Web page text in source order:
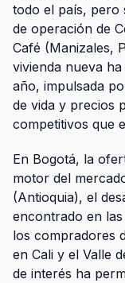
todo el país, pero
de operación de
Café (Manizales,
vivienda nueva
año, impulsada
de vida y precios
competitivos que
En Bogotá, la
motor del
(Antioquia), el
encontrado en
los compradores
en Cali y el Valle
de interés ha